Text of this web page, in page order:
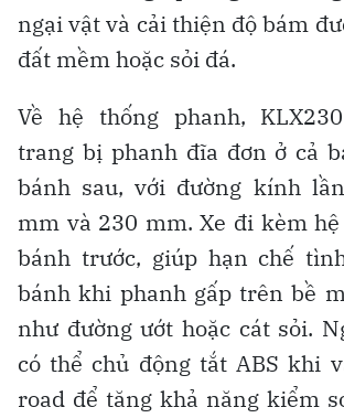
ngại vật và cải thiện độ bám
đất mềm hoặc sỏi đá.
Về hệ thống phanh,
trang bị phanh đĩa đơn ở cả
bánh sau, với đường kính
mm và 230 mm. Xe đi kèm
bánh trước, giúp hạn chế
bánh khi phanh gấp trên bề
như đường ướt hoặc cát sỏi.
có thể chủ động tắt ABS khi
road để tăng khả năng kiểm